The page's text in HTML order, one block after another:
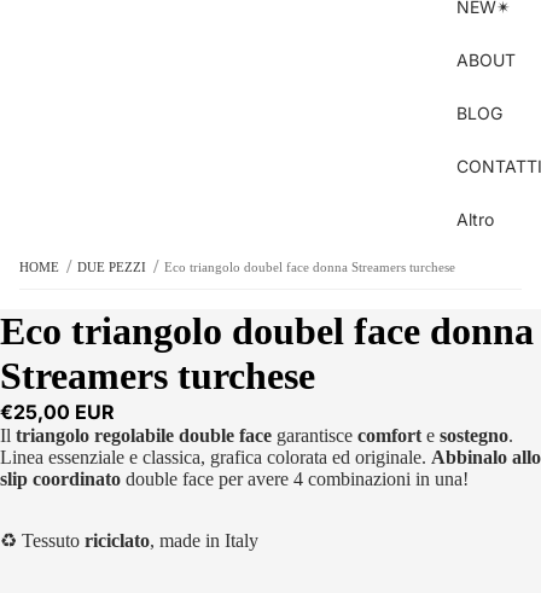
NEW✴︎
ABOUT
BLOG
CONTATTI
Altro
HOME / DUE PEZZI / Eco triangolo doubel face donna Streamers turchese
Eco triangolo doubel face donna
Streamers turchese
€25,00 EUR
Il triangolo regolabile double face garantisce comfort e sostegno.
Linea essenziale e classica, grafica colorata ed originale. Abbinalo allo
slip coordinato double face per avere 4 combinazioni in una!
♻︎ Tessuto riciclato, made in Italy